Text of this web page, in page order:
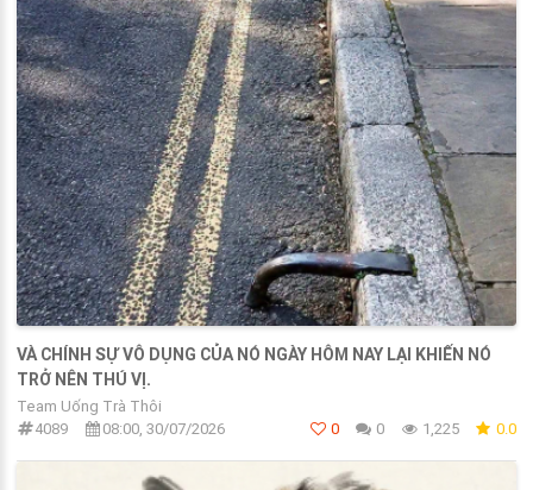
VÀ CHÍNH SỰ VÔ DỤNG CỦA NÓ NGÀY HÔM NAY LẠI KHIẾN NÓ
TRỞ NÊN THÚ VỊ.
Team Uống Trà Thôi
4089
08:00, 30/07/2026 0 0 1,225 0.0